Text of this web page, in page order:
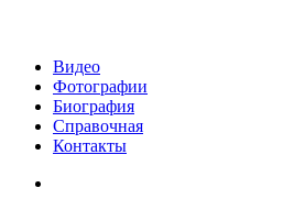
Видео
Фотографии
Биография
Справочная
Контакты